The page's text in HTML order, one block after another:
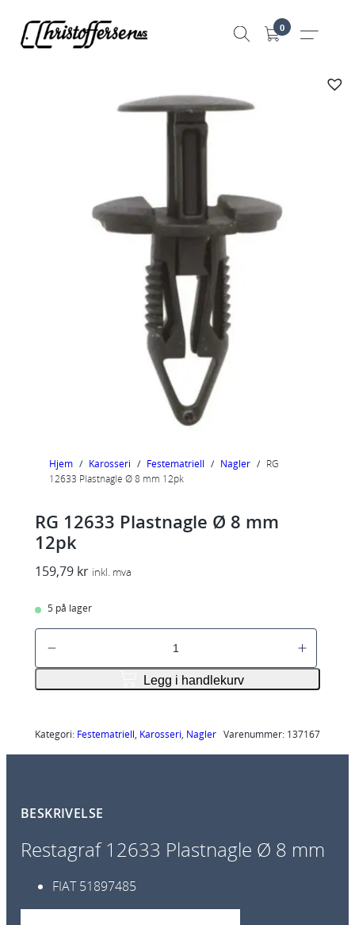
0
Hjem / Karosseri / Festematriell / Nagler / RG
12633 Plastnagle Ø 8 mm 12pk
RG 12633 Plastnagle Ø 8 mm
12pk
159,79 kr inkl. mva
5 på lager
R
3
3
a
t
a
g
Legg i handlekurv
Kategori: Festematriell, Karosseri, Nagler Varenummer: 137167
BESKRIVELSE
Restagraf 12633 Plastnagle Ø 8 mm
FIAT51897485